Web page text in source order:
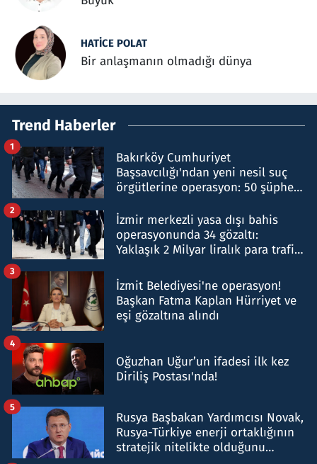
HATICE POLAT
Bir anlaşmanın olmadığı dünya
Trend Haberler
Bakırköy Cumhuriyet
Başsavcılığı'ndan yeni nesil suç
örgütlerine operasyon: 50 şüpheli
1
İzmir merkezli yasa dışı bahis
operasyonunda 34 gözaltı:
Yaklaşık 2 Milyar liralık para trafiği
2
İzmit Belediyesi'ne operasyon!
Başkan Fatma Kaplan Hürriyet ve
eşi gözaltına alındı
3
Oğuzhan Uğur’un ifadesi ilk kez
Diriliş Postası'nda!
4
Rusya Başbakan Yardımcısı Novak,
Rusya-Türkiye enerji ortaklığının
stratejik nitelikte olduğunu
5